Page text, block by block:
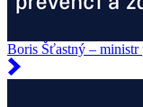
Boris Šťastný – ministr